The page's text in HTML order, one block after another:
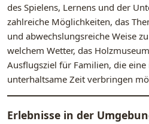
des Spielens, Lernens und der
zahlreiche Möglichkeiten, das
und abwechslungsreiche Weise
welchem Wetter, das
Ausflugsziel für Familien, die eine
unterhaltsame Zeit verbringen
Erlebnisse in der